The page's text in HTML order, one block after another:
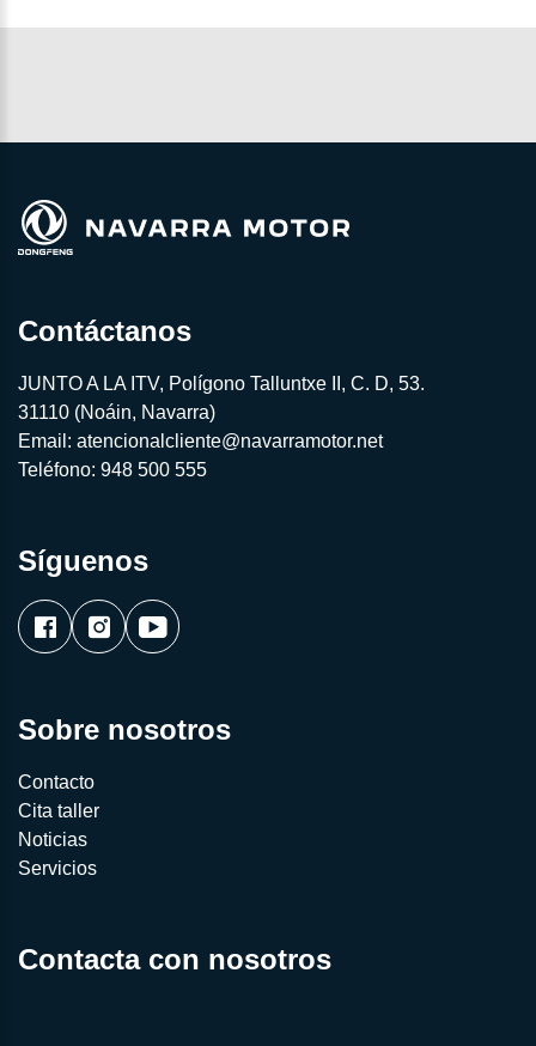
Contáctanos
JUNTO A LA ITV, Polígono Talluntxe II, C. D, 53.
31110 (Noáin, Navarra)
Email: atencionalcliente@navarramotor.net
Teléfono: 948 500 555
Síguenos
Sobre nosotros
Contacto
Cita taller
Noticias
Servicios
Contacta con nosotros